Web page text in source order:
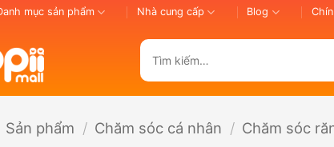
mục sản phẩm Nhà cung cấp Blog
kiếm:
Sản phẩm / Chăm sóc cá nhân / Chăm sóc